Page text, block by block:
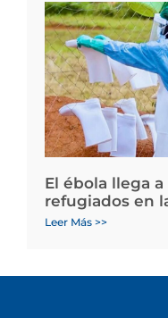
El ébola llega
refugiados en
Leer Más >>